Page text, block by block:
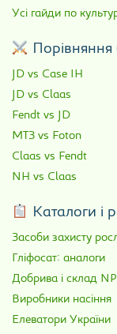
Усі гайди по
Порівняння
JD vs Case IH
JD vs Claas
Fendt vs JD
МТЗ vs Foton
Claas vs Fendt
NH vs Claas
Каталоги і
Засоби захисту
Гліфосат: аналоги
Добрива і склад
Виробники насіння
Елеватори України